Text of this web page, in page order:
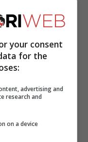
your consent
for the
advertising and
research and
on a device